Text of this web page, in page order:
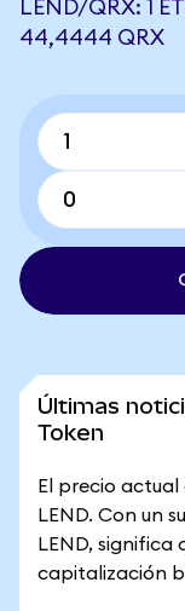
LEND/QRX: 1
44,4444 QRX
Últimas
Token
El precio actual
LEND. Con un
LEND, significa
capitalización